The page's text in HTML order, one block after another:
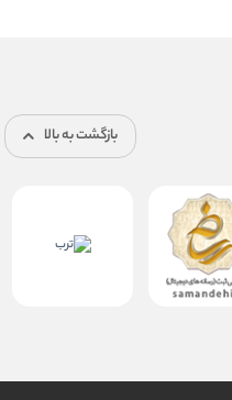
بازگشت به بالا